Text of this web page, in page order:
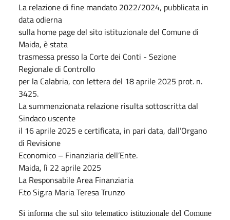
La relazione di fine mandato 2022/2024, pubblicata in
data odierna
sulla home page del sito istituzionale del Comune di
Maida, è stata
trasmessa presso la Corte dei Conti - Sezione
Regionale di Controllo
per la Calabria, con lettera del 18 aprile 2025 prot. n.
3425.
La summenzionata relazione risulta sottoscritta dal
Sindaco uscente
il 16 aprile 2025 e certificata, in pari data, dall’Organo
di Revisione
Economico – Finanziaria dell’Ente.
Maida, lì 22 aprile 2025
La Responsabile Area Finanziaria
F.to Sig.ra Maria Teresa Trunzo
Si informa che sul sito telematico istituzionale del Comune